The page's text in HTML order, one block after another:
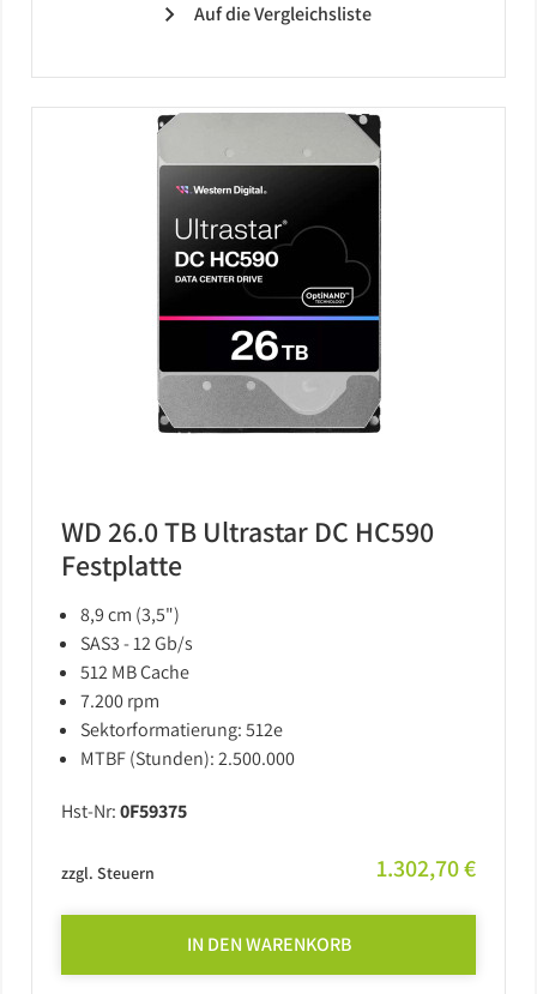
Auf die Vergleichsliste
WD 26.0 TB Ultrastar DC HC590
Festplatte
8,9 cm (3,5")
SAS3 - 12 Gb/s
512 MB Cache
7.200 rpm
Sektorformatierung: 512e
MTBF (Stunden): 2.500.000
Hst-Nr:0F59375
zzgl. Steuern 1.302,70 €
IN DEN WARENKORB